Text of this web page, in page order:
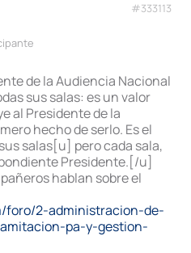
#333113
de la Audiencia Nacional
sus salas: es un valor
al Presidente de la
hecho de serlo. Es el
salas[u] pero cada sala,
Presidente.[/u]
hablan sobre el
foro/2-administracion-de-
pa-y-gestion-